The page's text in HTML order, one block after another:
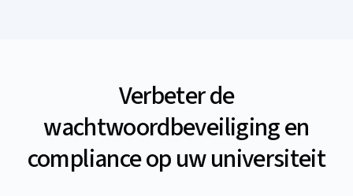
Verbeter de
wachtwoordbeveiliging en
compliance op uw universiteit